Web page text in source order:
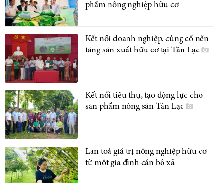
phẩm nông nghiệp hữu cơ
Kết nối doanh nghiệp, củng cố nền
tảng sản xuất hữu cơ tại Tân Lạc
Kết nối tiêu thụ, tạo động lực cho
sản phẩm nông sản Tân Lạc
Lan toả giá trị nông nghiệp hữu cơ
từ một gia đình cán bộ xã